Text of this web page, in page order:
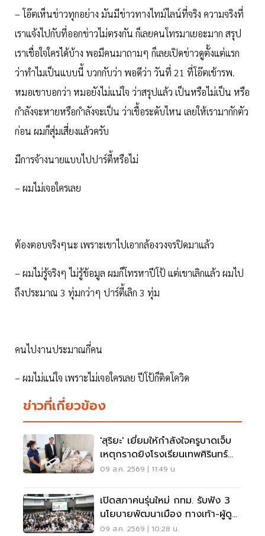
– โอ๊ตเห็นข่าวทุกอย่าง มันมีข่าวทางไทม์ไลน์ที่จริง ความจริงที่
เราแจ้งไปกับที่ออกข่าวไม่ตรงกัน ก็เลยคนโทรมาเยอะมาก สรุป
เราเชื่อใจใครได้บ้าง พอมีคนมาถามๆ ก็เลยเปิดข่าวดูตั้งแต่แรก
ว่าทำไมเป็นแบบนี้ บวกกับว่า พอดีว่า วันที่ 21 ที่โอ๊ตเข้ารพ.
หมอเขาบอกว่า หมอยังไม่แน่ใจ ว่าสรุปแล้ว เป็นหรือไม่เป็น หรือ
กำลังจะหายหรือกำลังจะเป็น ว่าเชื้อระดับไหน เลยให้เรามากักตัว
ก่อน ผมก็สุ่มเสี่ยงแล้วครับ
มีการจ้างนายแบบไปปาร์ตี้หรือไม่
– ผมไม่เจอใครเลย
ต้องตอบจริงๆนะ เพราะเขาไปเอากล้องวงจรปิดมาแล้ว
– ผมไม่รู้จริงๆ ไม่รู้ข้อมูล ผมก็โทรหาปีโป้ แต่เขาเลิกแล้ว ผมไป
ถึงประมาณ 3 ทุ่มกว่าๆ ปาร์ตี้เลิก 3 ทุ่ม
คนไปงานประมาณกี่คน
– ผมไม่แน่ใจ เพราะไม่เจอใครเลย ปีโป้ก็ติดโควิด
ข่าวที่เกี่ยวข้อง
'สุริยะ' เยี่ยมให้กำลังใจครูบาดเจ็บ
เหตุกราดยิงโรงเรียนเทพศิรินทร์
นนทบุรี
09 ส.ค. 2569 | 11:49 น.
เปิดสภาคนรุ่นใหม่ กทม. รับฟัง 3
นโยบายพัฒนาเมือง ทางเท้า-ผู้ดู
แลออทิสติก-จักรยาน
09 ส.ค. 2569 | 10:28 น.